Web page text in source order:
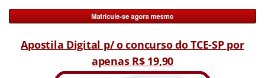
Apostila Digital p/ o concurso do TCE-SP por
apenas R$ 19,90